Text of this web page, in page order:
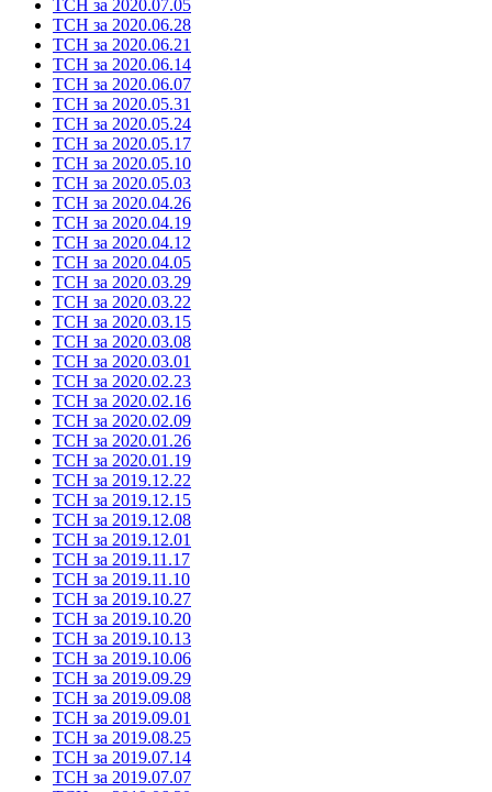
ТСН за 2020.07.05
ТСН за 2020.06.28
ТСН за 2020.06.21
ТСН за 2020.06.14
ТСН за 2020.06.07
ТСН за 2020.05.31
ТСН за 2020.05.24
ТСН за 2020.05.17
ТСН за 2020.05.10
ТСН за 2020.05.03
ТСН за 2020.04.26
ТСН за 2020.04.19
ТСН за 2020.04.12
ТСН за 2020.04.05
ТСН за 2020.03.29
ТСН за 2020.03.22
ТСН за 2020.03.15
ТСН за 2020.03.08
ТСН за 2020.03.01
ТСН за 2020.02.23
ТСН за 2020.02.16
ТСН за 2020.02.09
ТСН за 2020.01.26
ТСН за 2020.01.19
ТСН за 2019.12.22
ТСН за 2019.12.15
ТСН за 2019.12.08
ТСН за 2019.12.01
ТСН за 2019.11.17
ТСН за 2019.11.10
ТСН за 2019.10.27
ТСН за 2019.10.20
ТСН за 2019.10.13
ТСН за 2019.10.06
ТСН за 2019.09.29
ТСН за 2019.09.08
ТСН за 2019.09.01
ТСН за 2019.08.25
ТСН за 2019.07.14
ТСН за 2019.07.07